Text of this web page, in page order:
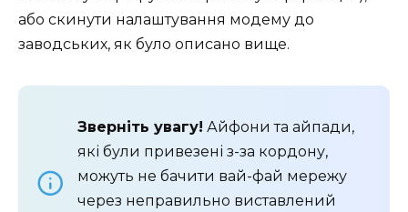
або скинути налаштування модему до
заводських, як було описано вище.
Зверніть увагу! Айфони та айпади,
які були привезені з-за кордону,
можуть не бачити вай-фай мережу
через неправильно виставлений